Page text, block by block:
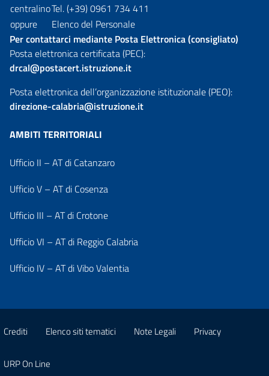
centralinoTel. (+39) 0961 734 411
oppure
Elenco del Personale
Per contattarci mediante Posta Elettronica (consigliato)
Posta elettronica certificata (PEC):
drcal@postacert.istruzione.it
Posta elettronica dell’organizzazione istituzionale (PEO):
direzione-calabria@istruzione.it
AMBITI TERRITORIALI
Ufficio II – AT di Catanzaro
Ufficio V – AT di Cosenza
Ufficio III – AT di Crotone
Ufficio VI – AT di Reggio Calabria
Ufficio IV – AT di Vibo Valentia
Crediti Elenco siti tematici Note Legali Privacy
URP On Line